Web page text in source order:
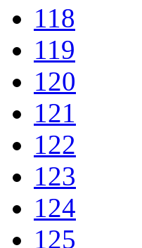
118
119
120
121
122
123
124
125